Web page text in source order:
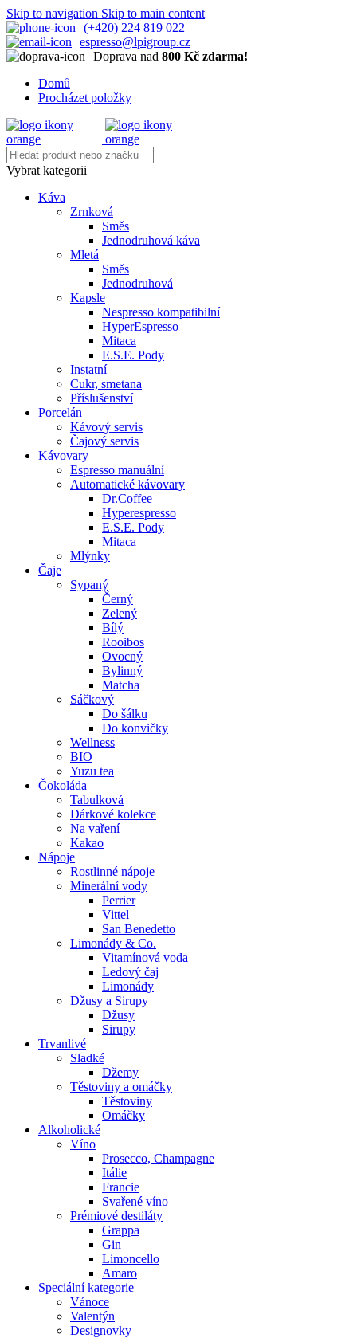
Skip to navigation Skip to main content
(+420) 224 819 022
espresso@lpigroup.cz
Doprava nad 800 Kč zdarma!
Domů
Procházet položky
Vybrat kategorii
Káva
Zrnková
Směs
Jednodruhová káva
Mletá
Směs
Jednodruhová
Kapsle
Nespresso kompatibilní
HyperEspresso
Mitaca
E.S.E. Pody
Instatní
Cukr, smetana
Příslušenství
Porcelán
Kávový servis
Čajový servis
Kávovary
Espresso manuální
Automatické kávovary
Dr.Coffee
Hyperespresso
E.S.E. Pody
Mitaca
Mlýnky
Čaje
Sypaný
Černý
Zelený
Bílý
Rooibos
Ovocný
Bylinný
Matcha
Sáčkový
Do šálku
Do konvičky
Wellness
BIO
Yuzu tea
Čokoláda
Tabulková
Dárkové kolekce
Na vaření
Kakao
Nápoje
Rostlinné nápoje
Minerální vody
Perrier
Vittel
San Benedetto
Limonády & Co.
Vitamínová voda
Ledový čaj
Limonády
Džusy a Sirupy
Džusy
Sirupy
Trvanlivé
Sladké
Džemy
Těstoviny a omáčky
Těstoviny
Omáčky
Alkoholické
Víno
Prosecco, Champagne
Itálie
Francie
Svařené víno
Prémiové destiláty
Grappa
Gin
Limoncello
Amaro
Speciální kategorie
Vánoce
Valentýn
Designovky